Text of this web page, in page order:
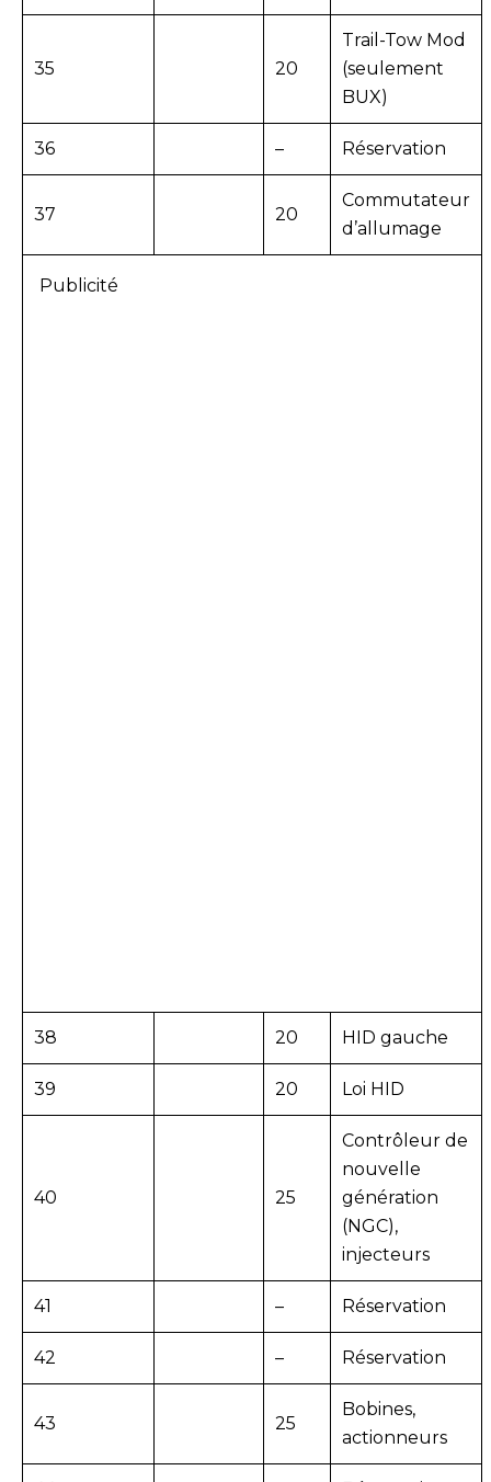
35 20
Trail-Tow Mod
(seulement
BUX)
36 – Réservation
37 20
Commutateur
d’allumage
Publicité
38 20 HID gauche
39 20 Loi HID
40 25
Contrôleur de
nouvelle
génération
(NGC),
injecteurs
41 – Réservation
42 – Réservation
43 25
Bobines,
actionneurs